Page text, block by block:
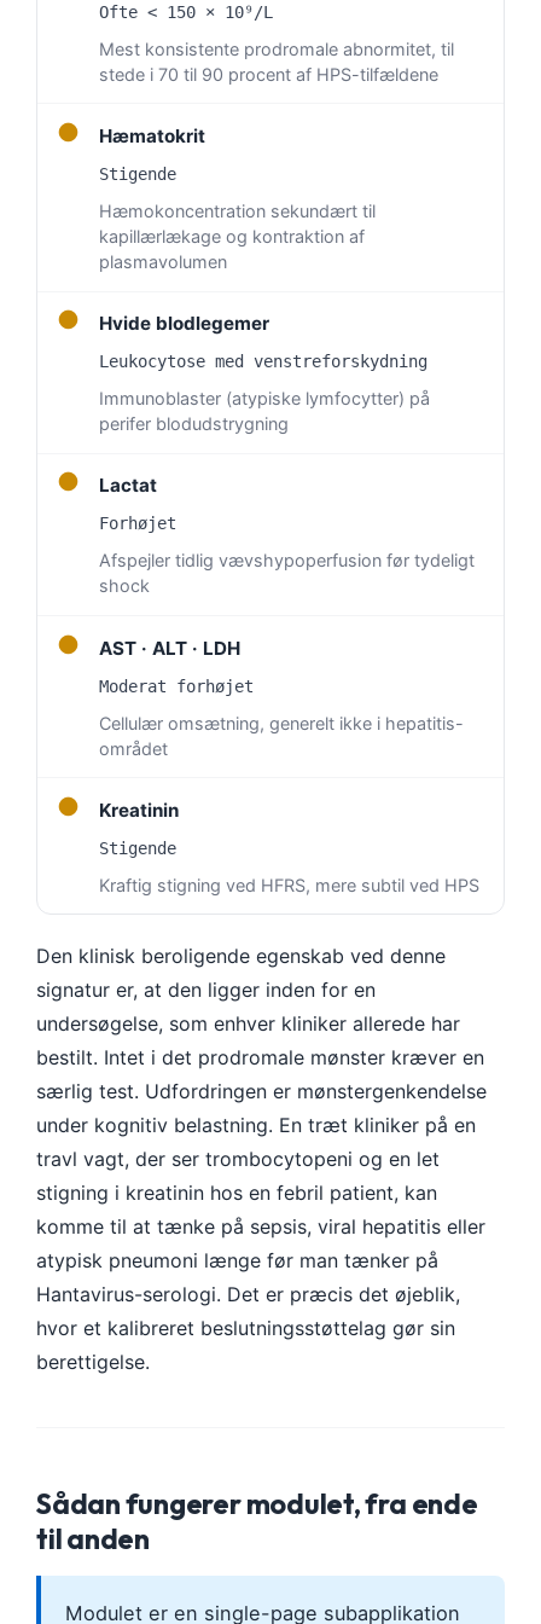
Ofte < 150 × 10⁹/L
Mest konsistente prodromale abnormitet, til
stede i 70 til 90 procent af HPS-tilfældene
● Hæmatokrit
Stigende
Hæmokoncentration sekundært til
kapillærlækage og kontraktion af
plasmavolumen
● Hvide blodlegemer
Leukocytose med venstreforskydning
Immunoblaster (atypiske lymfocytter) på
perifer blodudstrygning
● Lactat
Forhøjet
Afspejler tidlig vævshypoperfusion før tydeligt
shock
● AST · ALT · LDH
Moderat forhøjet
Cellulær omsætning, generelt ikke i hepatitis-
området
● Kreatinin
Stigende
Kraftig stigning ved HFRS, mere subtil ved HPS
Den klinisk beroligende egenskab ved denne
signatur er, at den ligger inden for en
undersøgelse, som enhver kliniker allerede har
bestilt. Intet i det prodromale mønster kræver en
særlig test. Udfordringen er mønstergenkendelse
under kognitiv belastning. En træt kliniker på en
travl vagt, der ser trombocytopeni og en let
stigning i kreatinin hos en febril patient, kan
komme til at tænke på sepsis, viral hepatitis eller
atypisk pneumoni længe før man tænker på
Hantavirus-serologi. Det er præcis det øjeblik,
hvor et kalibreret beslutningsstøttelag gør sin
berettigelse.
Sådan fungerer modulet, fra ende
til anden
Modulet er en single-page subapplikation